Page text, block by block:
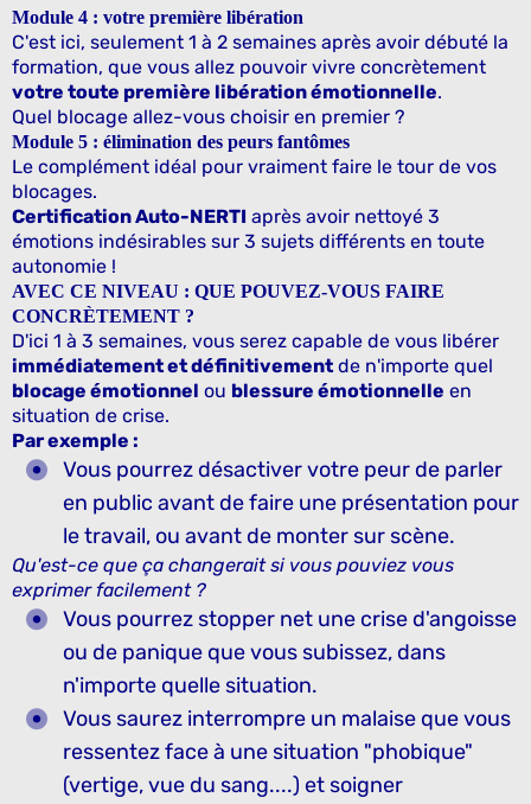
Module 4 : votre première libération
C'est ici, seulement 1 à 2 semaines après avoir débuté la
formation, que vous allez pouvoir vivre concrètement
votre toute première libération émotionnelle.
Quel blocage allez-vous choisir en premier ?
Module 5 : élimination des peurs fantômes
Le complément idéal pour vraiment faire le tour de vos
blocages.
Certification Auto-NERTI après avoir nettoyé 3
émotions indésirables sur 3 sujets différents en toute
autonomie !
AVEC CE NIVEAU : QUE POUVEZ-VOUS FAIRE
CONCRÈTEMENT ?
D'ici 1 à 3 semaines, vous serez capable de vous libérer
immédiatement et définitivement de n'importe quel
blocage émotionnel ou blessure émotionnelle en
situation de crise.
Par exemple :
Vous pourrez désactiver votre peur de parler
en public avant de faire une présentation pour
le travail, ou avant de monter sur scène.
Qu'est-ce que ça changerait si vous pouviez vous
exprimer facilement ?
Vous pourrez stopper net une crise d'angoisse
ou de panique que vous subissez, dans
n'importe quelle situation.
Vous saurez interrompre un malaise que vous
ressentez face à une situation "phobique"
(vertige, vue du sang....) et soigner